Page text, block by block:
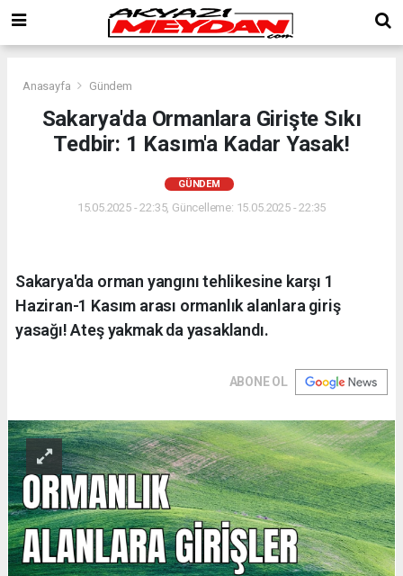
Anasayfa Gündem
Sakarya'da Ormanlara Girişte Sıkı
Tedbir: 1 Kasım'a Kadar Yasak!
GÜNDEM
15.05.2025 - 22:35, Güncelleme: 15.05.2025 - 22:35
Sakarya'da orman yangını tehlikesine karşı 1
Haziran-1 Kasım arası ormanlık alanlara giriş
yasağı! Ateş yakmak da yasaklandı.
ABONE OL